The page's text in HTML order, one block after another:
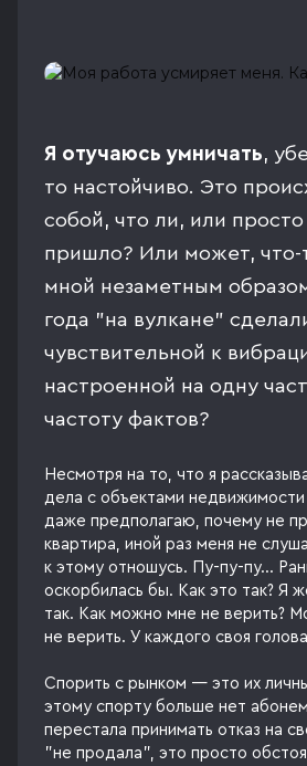
Я отучаюсь умничать,
то настойчиво. Это
собой, что ли, или
пришло? Или может, что-
мной незаметным
года "на вулкане"
чувствительной к
настроенной на одну
частоту фактов?
Несмотря на то, что я
дела с объектами
даже предполагаю, почему не
квартира, иной раз меня не
к этому отношусь. Пу-пу-пу…
оскорбилась бы. Как это так? Я
так. Как можно мне не верить?
не верить. У каждого своя
Спорить с рынком — это их
этому спорту больше нет
перестала принимать отказ на
"не продала", это просто